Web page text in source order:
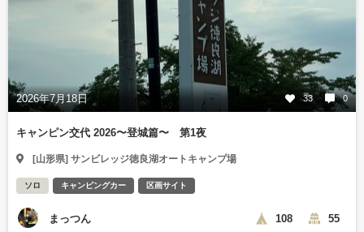
2026年7月18日 33 0
キャンピン交代 2026〜登城篇〜 第1夜
[山形県] サンビレッジ徳良湖オートキャンプ場
ソロ キャンピングカー 区画サイト
まっつん 108 55